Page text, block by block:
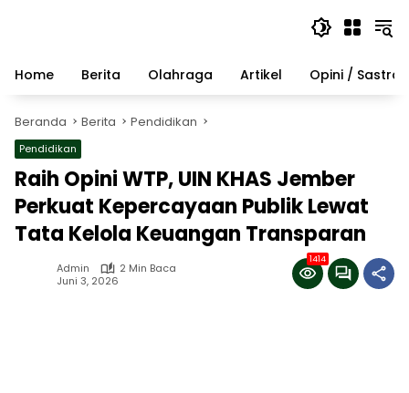
Home
Berita Olahraga Artikel Opini / Sastra
Beranda Berita Pendidikan
Pendidikan
Raih Opini WTP, UIN KHAS Jember
Perkuat Kepercayaan Publik Lewat
Tata Kelola Keuangan Transparan
Admin
2 Min Baca
Juni 3, 2026
1414